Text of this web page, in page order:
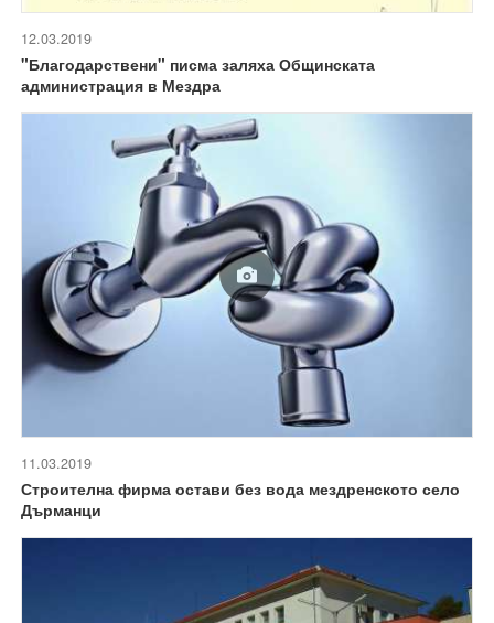
12.03.2019
"Благодарствени" писма заляха Общинската
администрация в Мездра
11.03.2019
Строителна фирма остави без вода мездренското село
Дърманци